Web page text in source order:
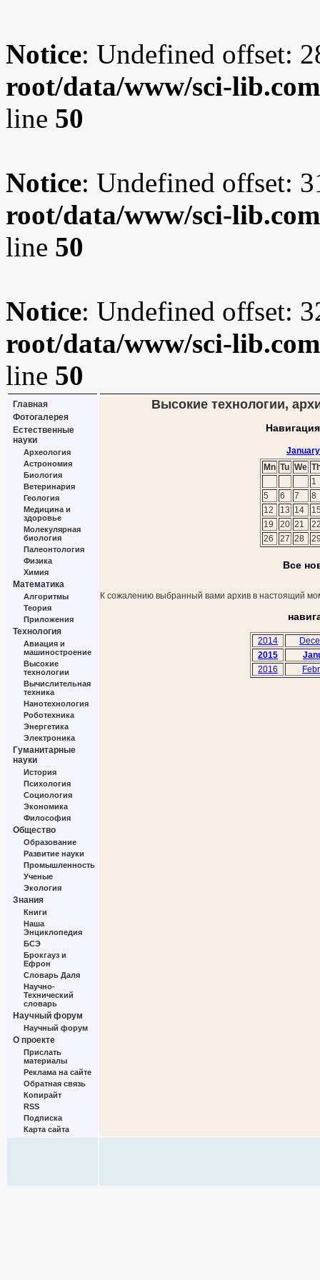
Notice: Undefined offset:
root/data/www/sci-
line 50
Notice: Undefined offset:
root/data/www/sci-
line 50
Notice: Undefined offset:
root/data/www/sci-
line 50
Главная
Фотогалерея
Естественные
науки
Археология
Астрономия
Биология
Ветеринария
Геология
Медицина и
здоровье
Молекулярная
биология
Палеонтология
Физика
Химия
Математика
Алгоритмы
Теория
Приложения
Технология
Авиация и
машиностроение
Высокие
технологии
Вычислительная
техника
Нанотехнология
Роботехника
Энергетика
Электроника
Гуманитарные
науки
История
Психология
Социология
Экономика
Философия
Общество
Образование
Развитие науки
Промышленность
Ученые
Экология
Знания
Книги
Наша
Энциклопедия
БСЭ
Брокгауз и
Ефрон
Словарь Даля
Научно-
Технический
словарь
Научный форум
Научный форум
О проекте
Прислать
материалы
Реклама на сайте
Обратная связь
Копирайт
RSS
Подписка
Карта сайта
Высокие технологии,
Mn Tu We
1
5
6 7
8
12
13 14
19
20 21
26
27 28
Все
К сожалению выбранный вами архив в настоящий
2014
2015
2016